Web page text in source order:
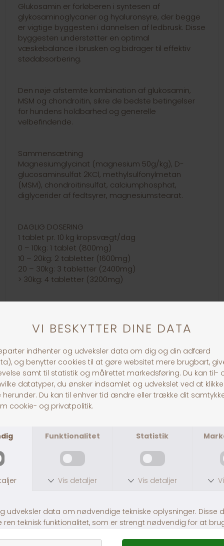
Glukosamin er forløberen i syntesen af
glykosaminoglycaner og hyaluronsyre, der begge
er vigtige byggesten i dannelsen af ledbrusk. Disse
byggesten understøtter en optimal
væskebalance i brusken og bidrager til effektiv
stødabsorbering.
Den nøje afstemte kombination af glukosamin,
MSM og chondroitin, sikre de bedste betingelser
for hundens holdbarhed og generelle
velbefindende.
Sammensætning
Magnesiumglycinat (magnesium 50g/kg), D-
glucosaminsulfat 2KCl, methylsulfonylmetan
(MSM), chondroitinsulfat, calciumphosphat,
diglycerider af fedtsyrer, magnesiumstearat.
DAGLIG DOSERING
1 tablet pr. 10 kg kropsvægt/dag
0 – 10kg: 1 tablet (800mg)
10 – 20kg: 2 tabletter (1600mg)
20 – 30kg: 3 tabletter (2400mg)
> 30kg: 4 tabletter (3200mg)
Råfedt 4,1 %
Råaske 7,2 %
Magnesiumglycinat (magnesium 50g/kg), D-
glucosaminsulfat 2KCl, methylsulfonylmetan
30 dages returret
1-3 dages levering